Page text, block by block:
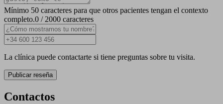
Mínimo 50 caracteres para que otros pacientes tengan el contexto
completo.0 / 2000 caracteres
La clínica puede contactarte si tiene preguntas sobre tu visita.
Publicar reseña
Contactos